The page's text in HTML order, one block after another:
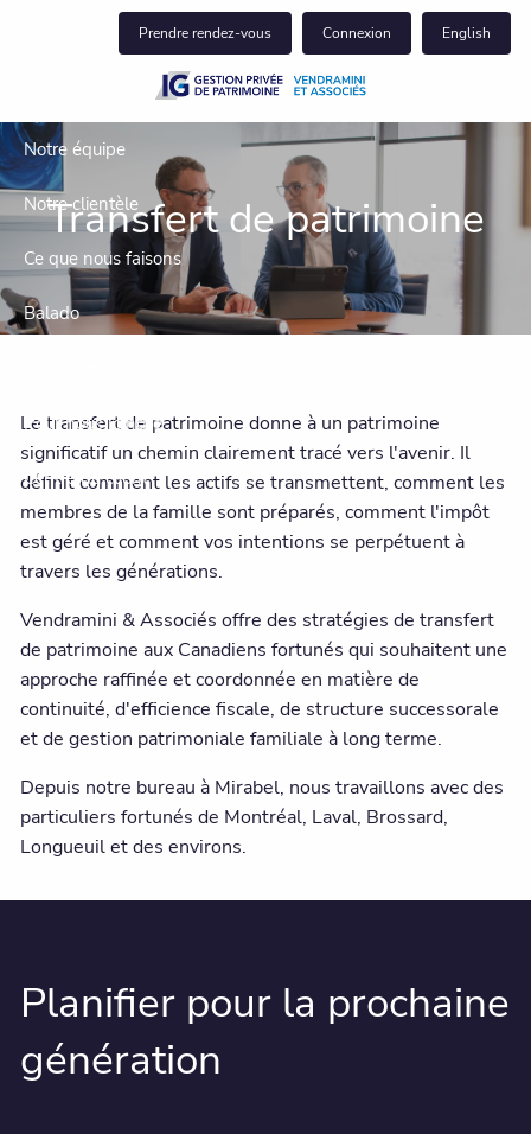
Skip to main content
Prendre rendez-vous Connexion English
Notre équipe
Notre clientèle
Ce que nous faisons
Balado
Pour nous joindre
Centre du client
Transfert de patrimoine
Le transfert de patrimoine donne à un patrimoine
significatif un chemin clairement tracé vers l'avenir. Il
définit comment les actifs se transmettent, comment les
membres de la famille sont préparés, comment l'impôt
est géré et comment vos intentions se perpétuent à
travers les générations.
Vendramini & Associés offre des stratégies de transfert
de patrimoine aux Canadiens fortunés qui souhaitent une
approche raffinée et coordonnée en matière de
continuité, d'efficience fiscale, de structure successorale
et de gestion patrimoniale familiale à long terme.
Depuis notre bureau à Mirabel, nous travaillons avec des
particuliers fortunés de Montréal, Laval, Brossard,
Longueuil et des environs.
Planifier pour la prochaine
génération